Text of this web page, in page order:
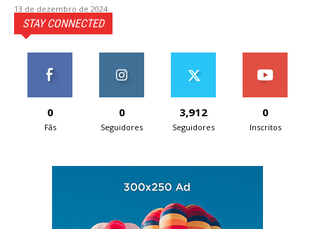
13 de dezembro de 2024
STAY CONNECTED
0
Fãs
0
Seguidores
3,912
Seguidores
0
Inscritos